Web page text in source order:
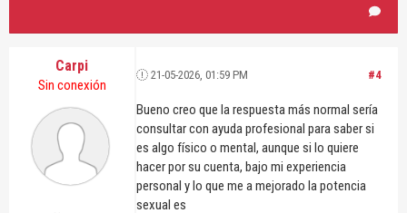
Carpi
Sin conexión
#4
21-05-2026, 01:59 PM
Bueno creo que la respuesta más normal sería
consultar con ayuda profesional para saber si
es algo físico o mental, aunque si lo quiere
hacer por su cuenta, bajo mi experiencia
personal y lo que me a mejorado la potencia
sexual es